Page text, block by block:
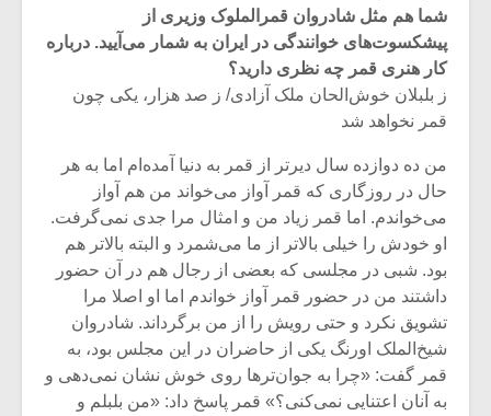
شما هم مثل شادروان قمرالملوک وزیری از
پیشکسوت‌های خوانندگی در ایران به شمار می‌آیید. درباره‌
کار هنری قمر چه نظری دارید؟
ز بلبلان خوش‌الحان ملک آزادی/ ز صد هزار، یکی چون
قمر نخواهد شد
من ده دوازده سال دیرتر از قمر به دنیا آمده‌ام اما به هر
حال در روزگاری که قمر آواز می‌خواند من هم آواز
می‌خواندم. اما قمر زیاد من و امثال مرا جدی نمی‌گرفت.
او خودش را خیلی بالاتر از ما می‌شمرد و البته بالاتر هم
بود. شبی در مجلسی که بعضی از رجال هم در آن حضور
داشتند من در حضور قمر آواز خواندم اما او اصلا مرا
تشویق نکرد و حتی رویش را از من برگرداند. شادروان
شیخ‌الملک اورنگ یکی از حاضران در این مجلس بود، به
قمر گفت: «چرا به جوان‌ترها روی خوش نشان نمی‌دهی و
به آنان اعتنایی نمی‌کنی؟» قمر پاسخ داد: «من بلبلم و